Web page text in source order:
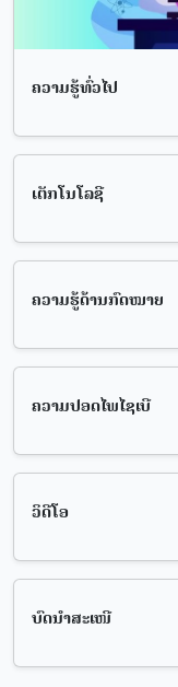
ຄວາມຮູ້ທົ່ວໄປ
ເຕັກໂນໂລຊີ
ຄວາມຮູ້ດ້ານກົດໝາຍ
ຄວາມປອດໄພໄຊເບີ
ວິດີໂອ
ບົດນຳສະເໜີ